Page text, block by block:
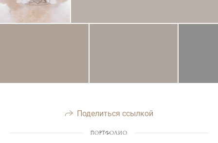
Поделиться ссылкой
ПОРТФОЛИО